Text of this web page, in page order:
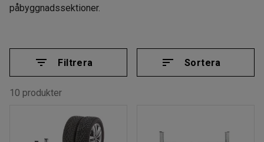
påbyggnadssektioner.
Filtrera Sortera
10 produkter